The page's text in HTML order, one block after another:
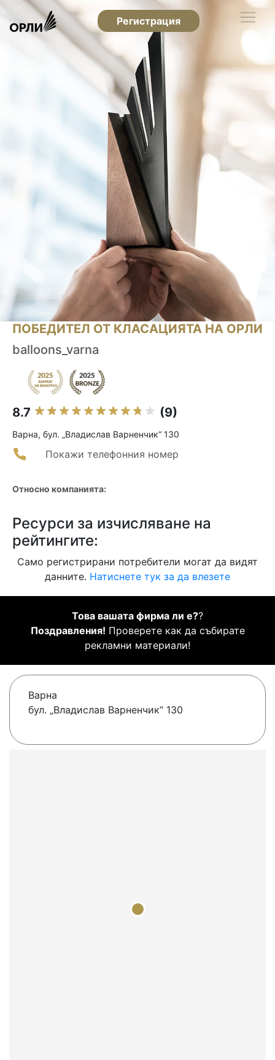
Регистрация
ПОБЕДИТЕЛ ОТ КЛАСАЦИЯТА НА ОРЛИ
balloons_varna
8.7 (9)
Варна, бул. „Владислав Варненчик“ 130
Покажи телефонния номер
Относно компанията:
Ресурси за изчисляване на
рейтингите:
Само регистрирани потребители могат да видят
данните. Натиснете тук за да влезете
Това вашата фирма ли е??
Поздравления! Проверете как да събирате
рекламни материали!
Варна
бул. „Владислав Варненчик“ 130